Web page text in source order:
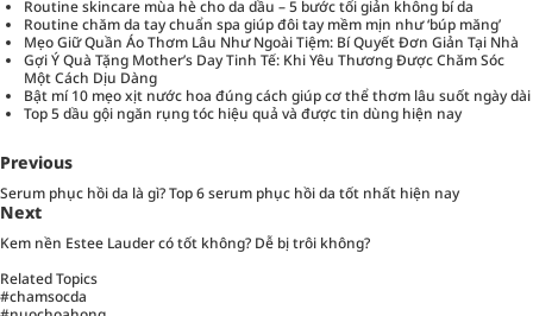
Routine skincare mùa hè cho da dầu – 5 bước tối giản không bí da
Routine chăm da tay chuẩn spa giúp đôi tay mềm mịn như ‘búp măng’
Mẹo Giữ Quần Áo Thơm Lâu Như Ngoài Tiệm: Bí Quyết Đơn Giản Tại Nhà
Gợi Ý Quà Tặng Mother’s Day Tinh Tế: Khi Yêu Thương Được Chăm Sóc
Một Cách Dịu Dàng
Bật mí 10 mẹo xịt nước hoa đúng cách giúp cơ thể thơm lâu suốt ngày dài
Top 5 dầu gội ngăn rụng tóc hiệu quả và được tin dùng hiện nay
Previous
Serum phục hồi da là gì? Top 6 serum phục hồi da tốt nhất hiện nay
Next
Kem nền Estee Lauder có tốt không? Dễ bị trôi không?
Related Topics
#chamsocda